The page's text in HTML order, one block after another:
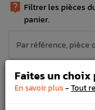
 Filtrer les pièces
panier.
N°
Faites un choix
En savoir plus- Tout